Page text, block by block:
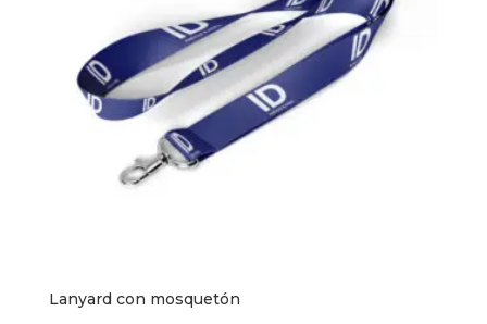
Lanyard con mosquetón